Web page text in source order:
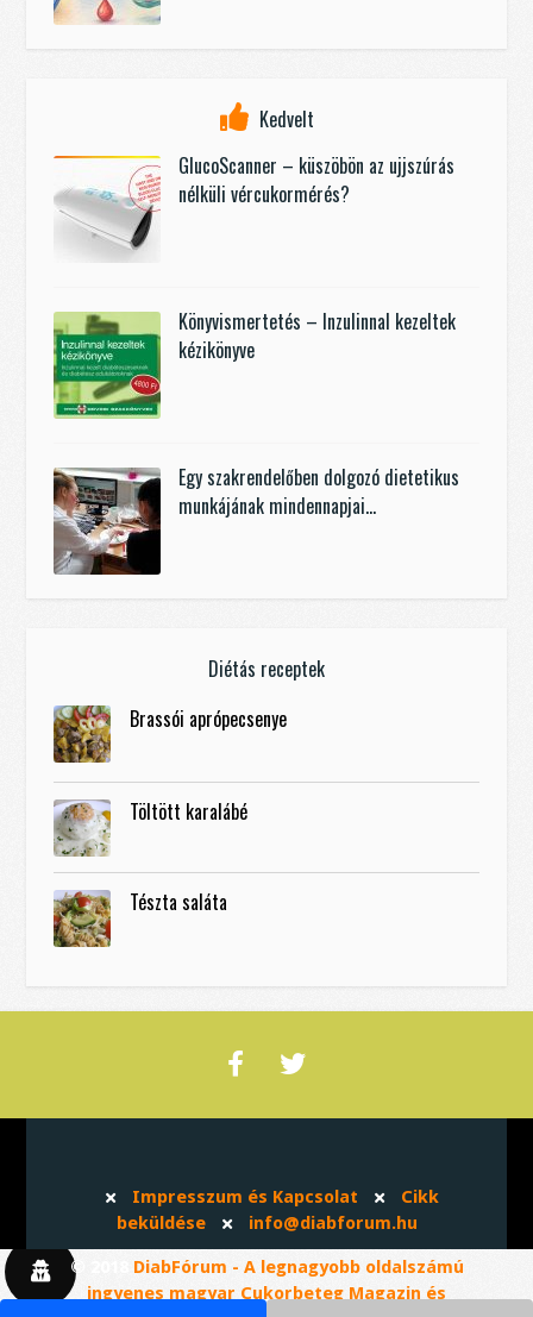
Kedvelt
GlucoScanner – küszöbön az ujjszúrás
nélküli vércukormérés?
Könyvismertetés – Inzulinnal kezeltek
kézikönyve
Egy szakrendelőben dolgozó dietetikus
munkájának mindennapjai…
Diétás receptek
Brassói aprópecsenye
Töltött karalábé
Tészta saláta
Impresszum és Kapcsolat
Cikk
beküldése
info@diabforum.hu
© 2018 DiabFórum - A legnagyobb oldalszámú
ingyenes magyar Cukorbeteg Magazin és